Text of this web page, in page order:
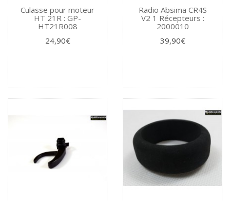
Culasse pour moteur
HT 21R : GP-
HT21R008
24,90€
Radio Absima CR4S
V2 1 Récepteurs :
2000010
39,90€